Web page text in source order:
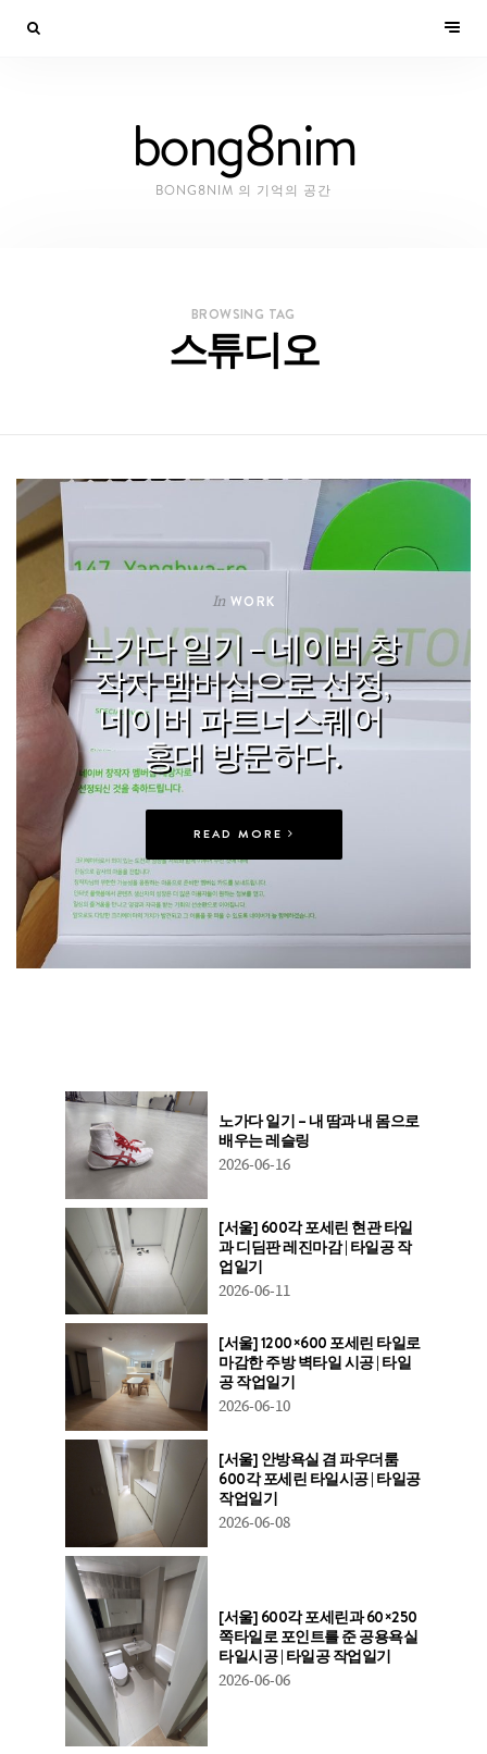
bong8nim
BONG8NIM 의 기억의 공간
BROWSING TAG
스튜디오
In WORK
노가다 일기 – 네이버 창
작자 멤버십으로 선정,
네이버 파트너스퀘어
홍대 방문하다.
READ MORE
노가다 일기 – 내 땀과 내 몸으로
배우는 레슬링
2026-06-16
[서울] 600각 포세린 현관 타일
과 디딤판 레진마감 | 타일공 작
업일기
2026-06-11
[서울] 1200×600 포세린 타일로
마감한 주방 벽타일 시공 | 타일
공 작업일기
2026-06-10
[서울] 안방욕실 겸 파우더룸
600각 포세린 타일시공 | 타일공
작업일기
2026-06-08
[서울] 600각 포세린과 60×250
쪽타일로 포인트를 준 공용욕실
타일시공 | 타일공 작업일기
2026-06-06